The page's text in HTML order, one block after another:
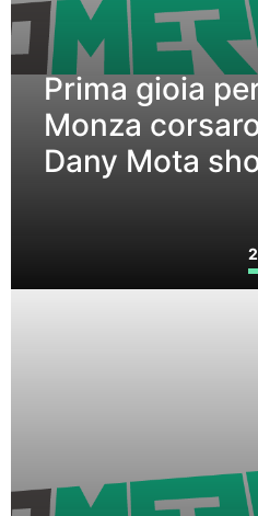
Prima gioia
Monza
Dany Mota